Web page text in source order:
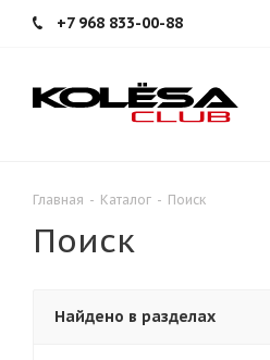
+7 968 833-00-88
Главная - Каталог - Поиск
Поиск
Найдено в разделах